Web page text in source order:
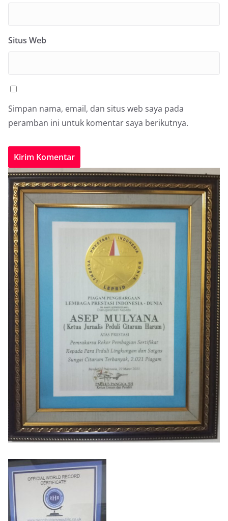
Situs Web
Simpan nama, email, dan situs web saya pada
peramban ini untuk komentar saya berikutnya.